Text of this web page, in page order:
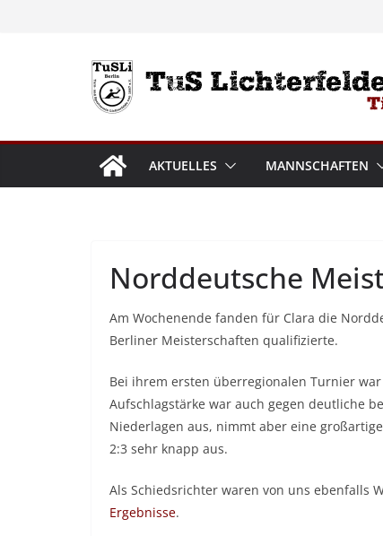
AKTUELLES MANNSCHAFTEN
Norddeutsche
Am Wochenende fanden für Clara die
Berliner Meisterschaften qualifizierte.
Bei ihrem ersten überregionalen Turnier
Aufschlagstärke war auch gegen deutliche
Niederlagen aus, nimmt aber eine
2:3 sehr knapp aus.
Als Schiedsrichter waren von uns ebenfalls
Ergebnisse.